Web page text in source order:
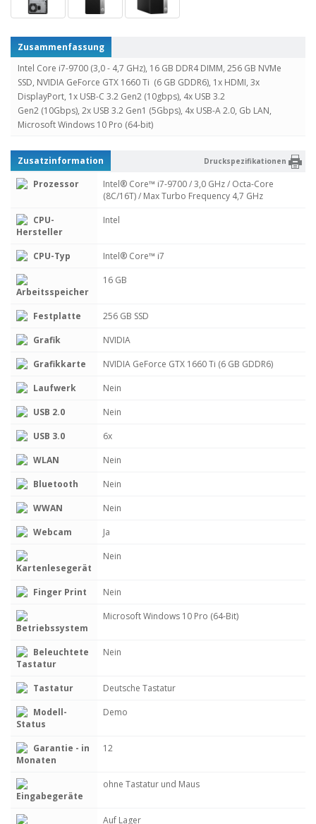
Zusammenfassung
Intel Core i7-9700 (3,0 - 4,7 GHz), 16 GB DDR4 DIMM, 256 GB NVMe
SSD, NVIDIA GeForce GTX 1660 Ti (6 GB GDDR6), 1x HDMI, 3x
DisplayPort, 1x USB-C 3.2 Gen2 (10gbps), 4x USB 3.2
Gen2 (10Gbps), 2x USB 3.2 Gen1 (5Gbps), 4x USB-A 2.0, Gb LAN,
Microsoft Windows 10 Pro (64-bit)
Zusatzinformation Druckspezifikationen
Prozessor
Intel® Core™ i7-9700 / 3,0 GHz / Octa-Core
(8C/16T) / Max Turbo Frequency 4,7 GHz
CPU-
Hersteller
Intel
CPU-Typ Intel® Core™ i7
Arbeitsspeicher
16 GB
Festplatte
256 GB SSD
Grafik
NVIDIA
Grafikkarte
NVIDIA GeForce GTX 1660 Ti (6 GB GDDR6)
Laufwerk
Nein
USB 2.0
Nein
USB 3.0
6x
WLAN
Nein
Bluetooth
Nein
WWAN
Nein
Webcam
Ja
Kartenlesegerät
Nein
Finger Print Nein
Betriebssystem
Microsoft Windows 10 Pro (64-Bit)
Beleuchtete
Tastatur
Nein
Tastatur
Deutsche Tastatur
Modell-
Status
Demo
Garantie - in
Monaten
12
Eingabegeräte
ohne Tastatur und Maus
Auf Lager